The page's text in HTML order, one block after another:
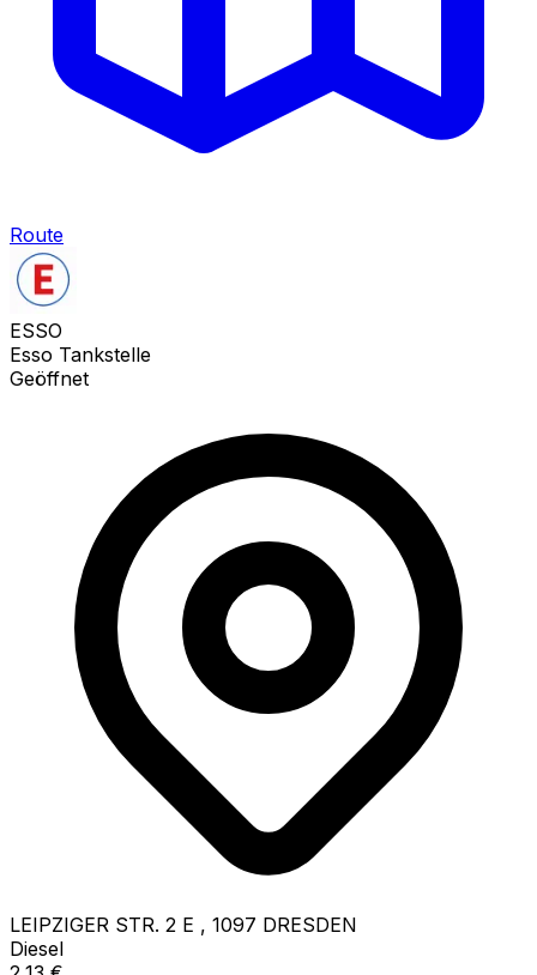
Route
ESSO
Esso Tankstelle
Geöffnet
LEIPZIGER STR. 2 E , 1097 DRESDEN
Diesel